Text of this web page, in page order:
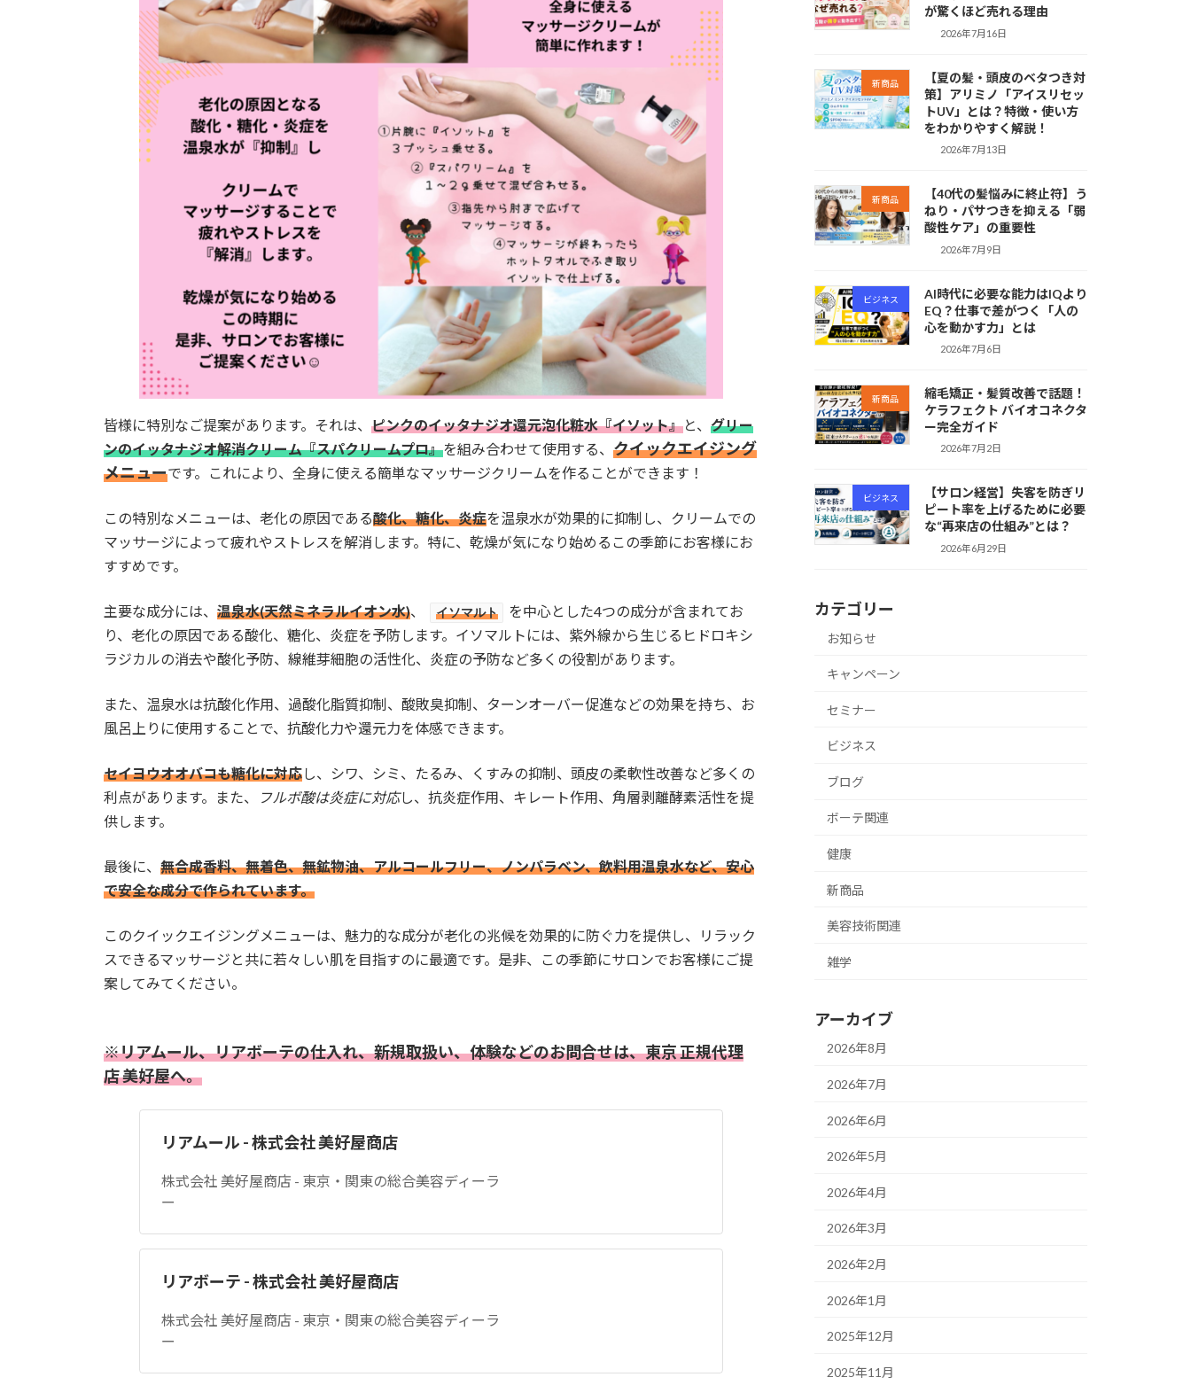
皆様に特別なご提案があります。それは、 ピンクのイッタナジオ還元泡化粧水『イソット』と、 グリー
ンのイッタナジオ解消クリーム『スパクリームプロ』を組み合わせて使用する、 クイックエイジング
メニューです。これにより、全身に使える簡単なマッサージクリームを作ることができます！
この特別なメニューは、老化の原因である酸化、糖化、炎症を温泉水が効果的に抑制し、クリームでの
マッサージによって疲れやストレスを解消します。特に、乾燥が気になり始めるこの季節にお客様にお
すすめです。
主要な成分には、 温泉水(天然ミネラルイオン水)、 イソマルト
を中心とした4つの成分が含まれてお
り、老化の原因である酸化、糖化、炎症を予防します。イソマルトには、紫外線から生じるヒドロキシ
ラジカルの消去や酸化予防、線維芽細胞の活性化、炎症の予防など多くの役割があります。
また、温泉水は抗酸化作用、過酸化脂質抑制、酸敗臭抑制、ターンオーバー促進などの効果を持ち、お
風呂上りに使用することで、抗酸化力や還元力を体感できます。
セイヨウオオバコも糖化に対応し、シワ、シミ、たるみ、くすみの抑制、頭皮の柔軟性改善など多くの
利点があります。また、
フルボ酸は炎症に対応し、抗炎症作用、キレート作用、角層剥離酵素活性を提
供します。
最後に、 無合成香料、無着色、無鉱物油、アルコールフリー、ノンパラベン、飲料用温泉水など、安心
で安全な成分で作られています。
このクイックエイジングメニューは、魅力的な成分が老化の兆候を効果的に防ぐ力を提供し、リラック
スできるマッサージと共に若々しい肌を目指すのに最適です。是非、この季節にサロンでお客様にご提
案してみてください。
※リアムール、リアボーテの仕入れ、新規取扱い、体験などのお問合せは、東京 正規代理
店 美好屋へ。
リアムール - 株式会社 美好屋商店
株式会社 美好屋商店 - 東京・関東の総合美容ディーラ
ー
リアボーテ - 株式会社 美好屋商店
株式会社 美好屋商店 - 東京・関東の総合美容ディーラ
ー
が驚くほど売れる理由
2026年7月16日
新商品
【夏の髪・頭皮のベタつき対
策】アリミノ「アイスリセッ
トUV」とは？特徴・使い方
をわかりやすく解説！
2026年7月13日
新商品
【40代の髪悩みに終止符】う
ねり・パサつきを抑える「弱
酸性ケア」の重要性
2026年7月9日
ビジネス
AI時代に必要な能力はIQより
EQ？仕事で差がつく「人の
心を動かす力」とは
2026年7月6日
新商品
縮毛矯正・髪質改善で話題！
ケラフェクト バイオコネクタ
ー完全ガイド
2026年7月2日
ビジネス
【サロン経営】失客を防ぎリ
ピート率を上げるために必要
な“再来店の仕組み”とは？
2026年6月29日
カテゴリー
お知らせ
キャンペーン
セミナー
ビジネス
ブログ
ボーテ関連
健康
新商品
美容技術関連
雑学
アーカイブ
2026年8月
2026年7月
2026年6月
2026年5月
2026年4月
2026年3月
2026年2月
2026年1月
2025年12月
2025年11月